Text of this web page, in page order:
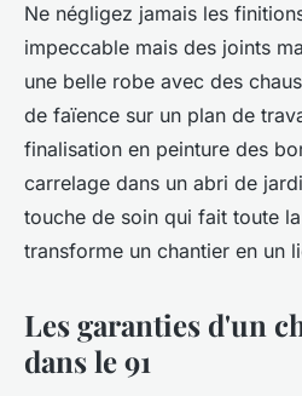
Ne négligez jamais les
impeccable mais des joints
une belle robe avec des
de faïence sur un plan de
finalisation en peinture des
carrelage dans un abri de
touche de soin qui fait toute
transforme un chantier en un
Les garanties d'un
dans le 91